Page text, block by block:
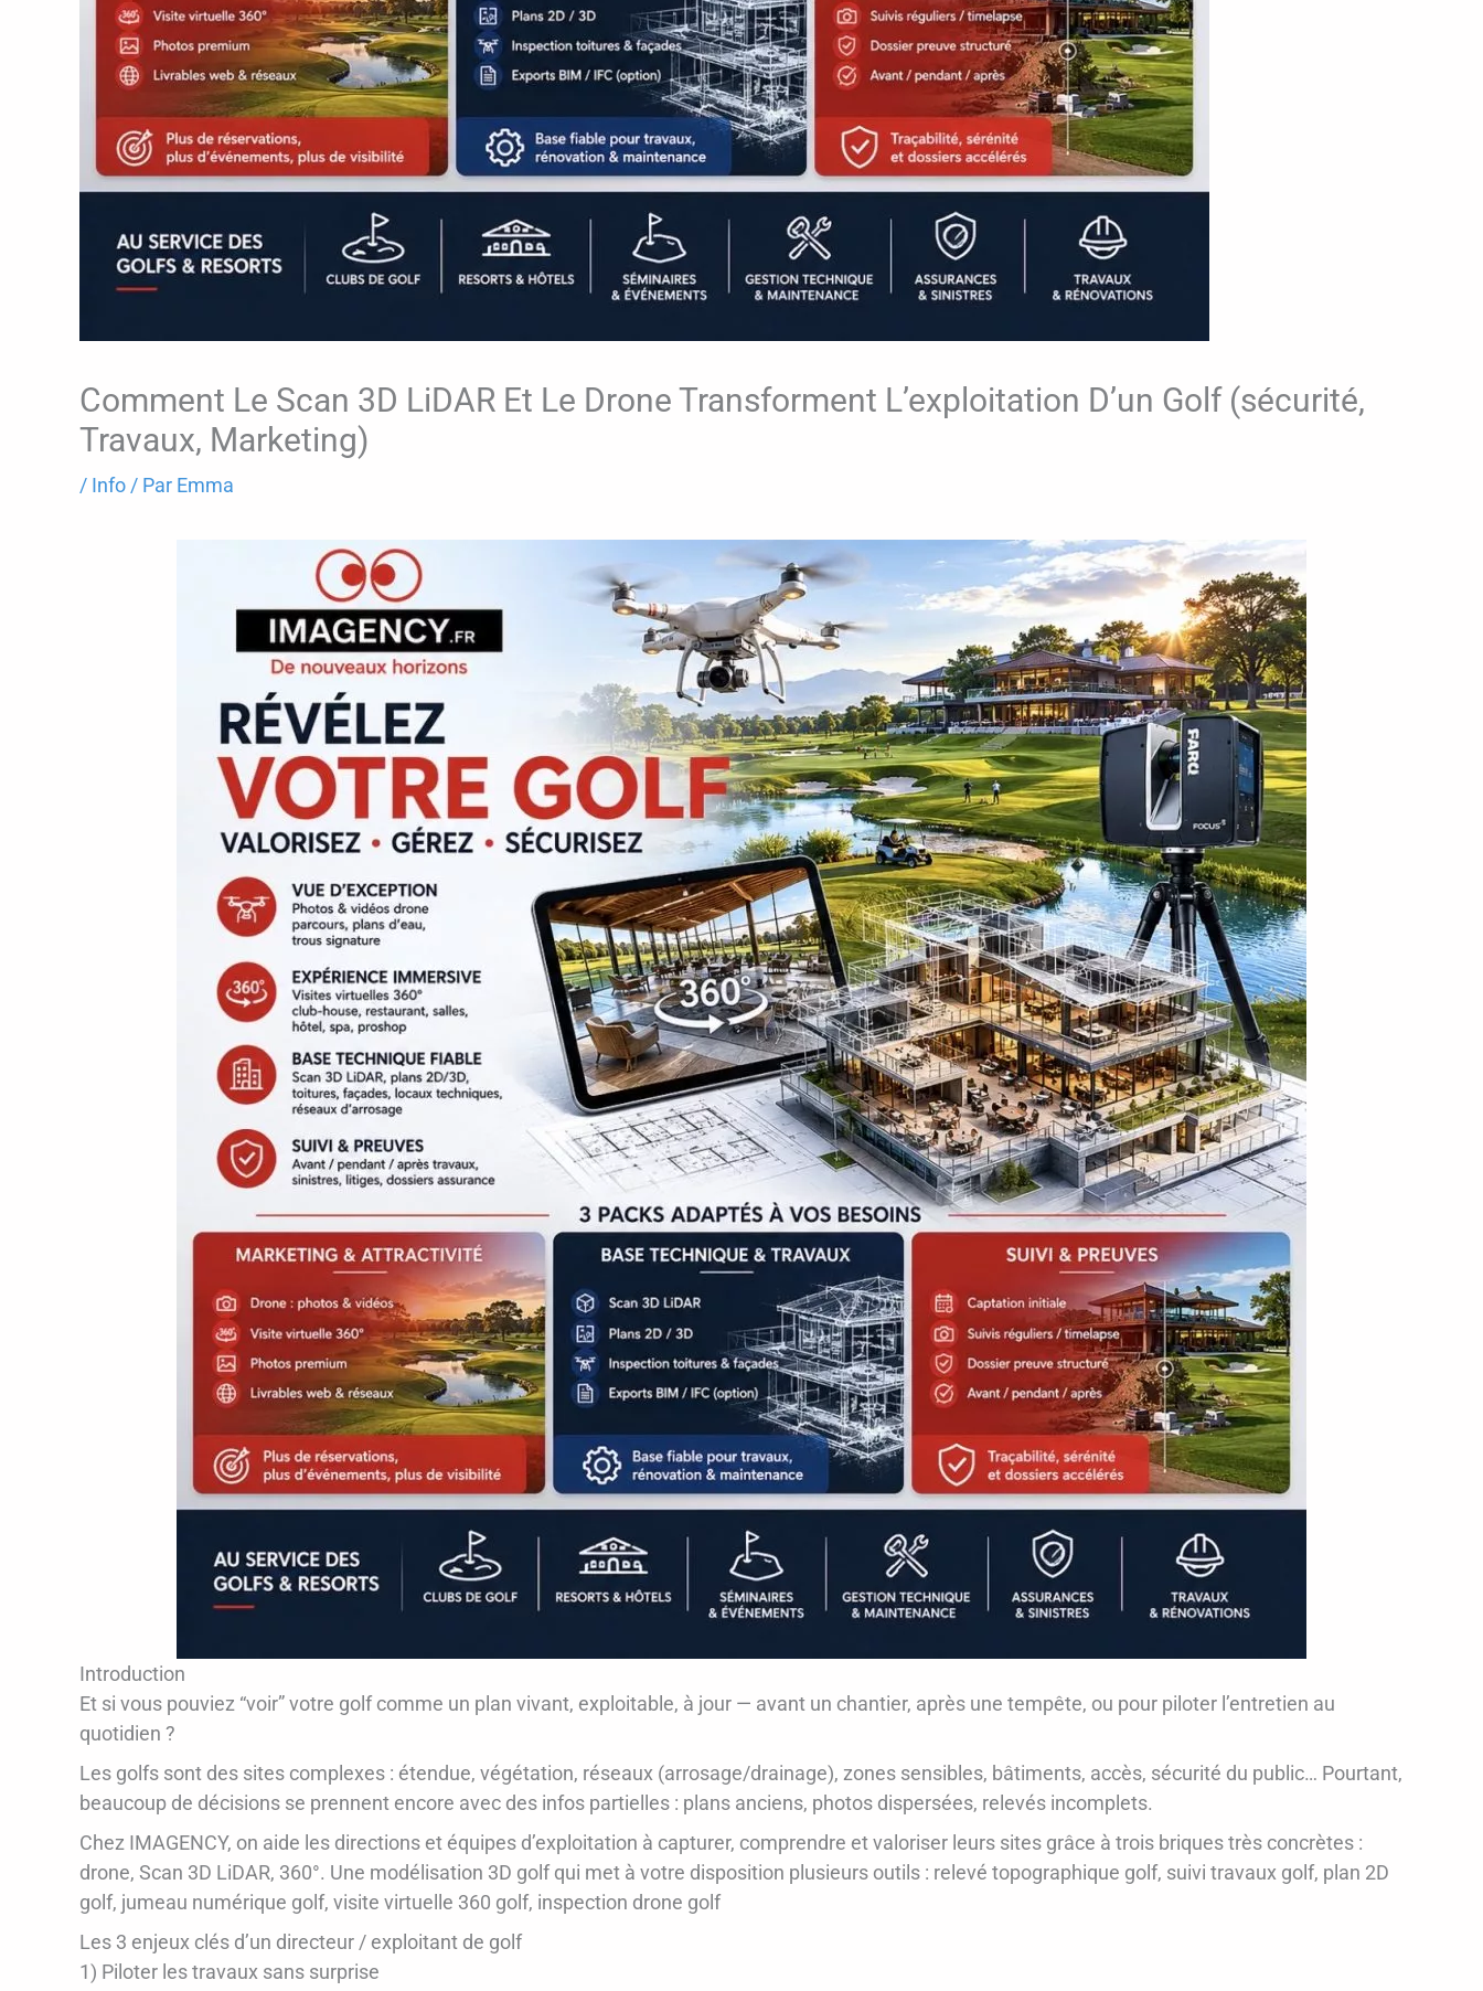
Comment Le Scan 3D LiDAR Et Le Drone Transforment L’exploitation D’un Golf (sécurité,
Travaux, Marketing)
/ Info / Par Emma
Introduction
Et si vous pouviez “voir” votre golf comme un plan vivant, exploitable, à jour — avant un chantier, après une tempête, ou pour piloter l’entretien au
quotidien ?
Les golfs sont des sites complexes : étendue, végétation, réseaux (arrosage/drainage), zones sensibles, bâtiments, accès, sécurité du public… Pourtant,
beaucoup de décisions se prennent encore avec des infos partielles : plans anciens, photos dispersées, relevés incomplets.
Chez IMAGENCY, on aide les directions et équipes d’exploitation à capturer, comprendre et valoriser leurs sites grâce à trois briques très concrètes :
drone, Scan 3D LiDAR, 360°. Une modélisation 3D golf qui met à votre disposition plusieurs outils : relevé topographique golf, suivi travaux golf, plan 2D
golf, jumeau numérique golf, visite virtuelle 360 golf, inspection drone golf
Les 3 enjeux clés d’un directeur / exploitant de golf
1) Piloter les travaux sans surprise